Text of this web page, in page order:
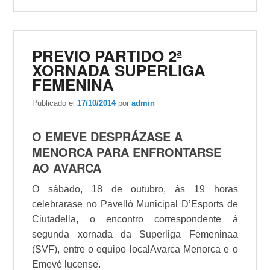
PREVIO PARTIDO 2ª
XORNADA SUPERLIGA
FEMENINA
Publicado el17/10/2014 poradmin
O EMEVE DESPRÁZASE A
MENORCA PARA ENFRONTARSE
AOAVARCA
O sábado, 18 de outubro, ás 19 horas
celebrarase no Pavelló Municipal D’Esportsde
Ciutadella, o encontro correspondente á
segunda xornada da Superliga
Femeninaa
(SVF), entre o equipo local Avarca Menorca e o
Emevé lucense.